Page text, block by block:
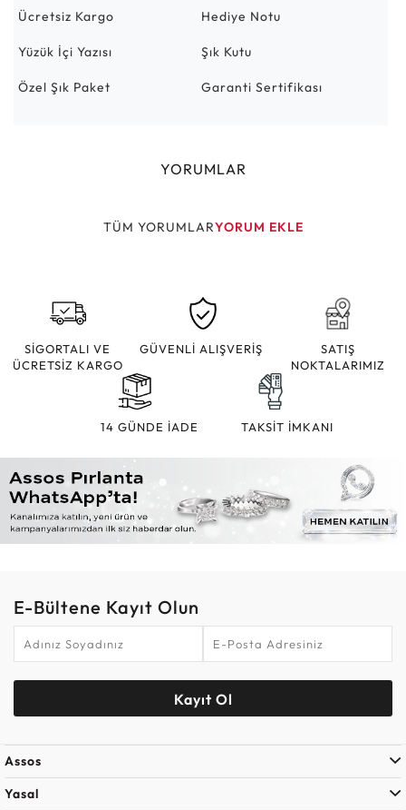
Ücretsiz Kargo Hediye Notu
Yüzük İçi Yazısı Şık Kutu
Özel Şık Paket Garanti Sertifikası
YORUMLAR
TÜM YORUMLARYORUM EKLE
SİGORTALI VE
ÜCRETSİZ KARGO
GÜVENLİ ALIŞVERİŞ
SATIŞ
NOKTALARIMIZ
14 GÜNDE İADE TAKSİT İMKANI
E-Bültene Kayıt Olun
Kayıt Ol
Assos
Yasal